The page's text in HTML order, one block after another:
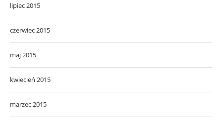
lipiec 2015
czerwiec 2015
maj 2015
kwiecień 2015
marzec 2015